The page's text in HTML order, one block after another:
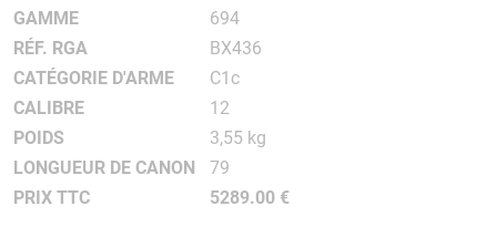
GAMME
694
RÉF. RGA
BX436
CATÉGORIE D'ARME
C1c
CALIBRE
12
POIDS
3,55 kg
LONGUEUR DE CANON
79
PRIX TTC
5289.00 €